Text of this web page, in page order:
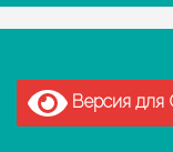
Версия